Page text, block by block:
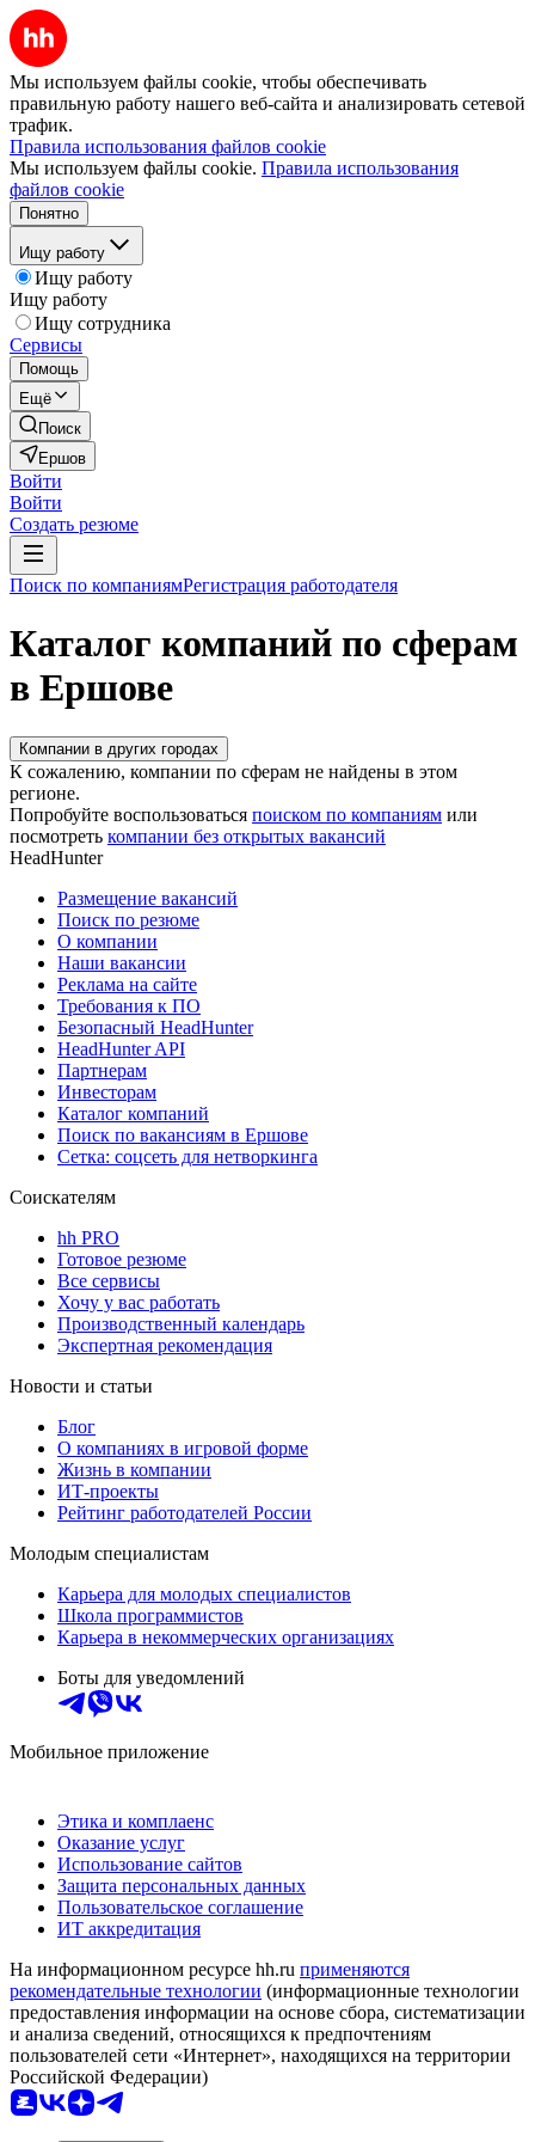
Мы используем файлы cookie, чтобы обеспечивать
правильную работу нашего веб-сайта и анализировать сетевой
трафик.
Правила использования файлов cookie
Мы используем файлы cookie. Правила использования
файлов cookie
Понятно
Ищу работу
Ищу работу
Ищу работу
Ищу сотрудника
Сервисы
Помощь
Ещё
Поиск
Ершов
Войти
Войти
Создать резюме
Поиск по компаниямРегистрация работодателя
Каталог компаний по сферам
в Ершове
Компании в других городах
К сожалению, компании по сферам не найдены в этом
регионе.
Попробуйте воспользоваться поиском по компаниям или
посмотреть компании без открытых вакансий
HeadHunter
Размещение вакансий
Поиск по резюме
О компании
Наши вакансии
Реклама на сайте
Требования к ПО
Безопасный HeadHunter
HeadHunter API
Партнерам
Инвесторам
Каталог компаний
Поиск по вакансиям в Ершове
Сетка: соцсеть для нетворкинга
Соискателям
hh PRO
Готовое резюме
Все сервисы
Хочу у вас работать
Производственный календарь
Экспертная рекомендация
Новости и статьи
Блог
О компаниях в игровой форме
Жизнь в компании
ИТ-проекты
Рейтинг работодателей России
Молодым специалистам
Карьера для молодых специалистов
Школа программистов
Карьера в некоммерческих организациях
Боты для уведомлений
Мобильное приложение
Этика и комплаенс
Оказание услуг
Использование сайтов
Защита персональных данных
Пользовательское соглашение
ИТ аккредитация
На информационном ресурсе hh.ru применяются
рекомендательные технологии (информационные технологии
предоставления информации на основе сбора, систематизации
и анализа сведений, относящихся к предпочтениям
пользователей сети «Интернет», находящихся на территории
Российской Федерации)